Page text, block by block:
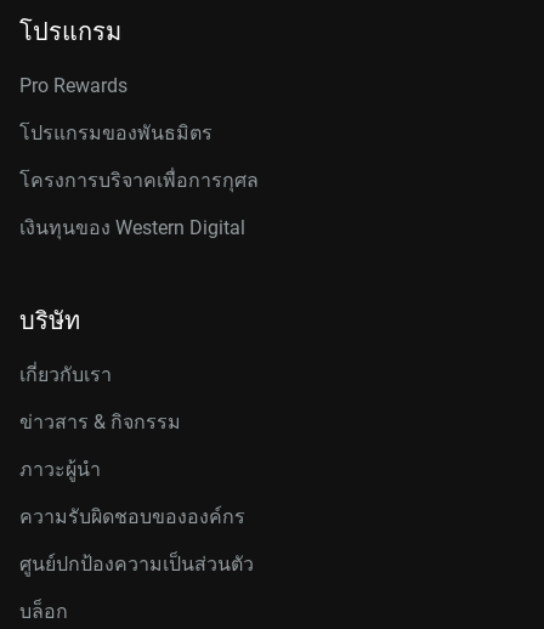
โปรแกรม
Pro Rewards
โปรแกรมของพันธมิตร
โครงการบริจาคเพื่อการกุศล
เงินทุนของ Western Digital
บริษัท
เกี่ยวกับเรา
ข่าวสาร & กิจกรรม
ภาวะผู้นำ
ความรับผิดชอบขององค์กร
ศูนย์ปกป้องความเป็นส่วนตัว
บล็อก